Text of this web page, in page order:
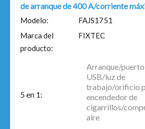
de arranque de 400 A/corriente
Modelo:
FAJS1751
Marca del
producto:
FIXTEC
5 en 1:
Arranque/puerto
USB/luz de
trabajo/orificio
encendedor de
cigarrillos/
aire